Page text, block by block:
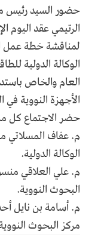
حضور السيد رئيس
لمناقشة خطة عمل
الوكالة الدولية
العام والخاص
الأجهزة النووية في
حضر الاجتماع كل
م. عفاف المسلاتي
الوكالة الدولية.
م. علي العلاقي
البحوث النووية.
م. أسامة بن نايل
مركز البحوث